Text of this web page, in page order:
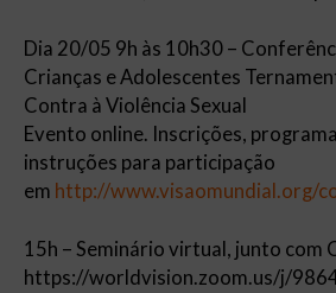
Dia 20/05 9h às 10h30 –
Crianças e Adolescentes
Contra à Violência Sexual
Evento online. Inscrições,
instruções para participação
em http://www.visaomundial.org/
15h – Seminário virtual, junto com
https://worldvision.zoom.us/j/